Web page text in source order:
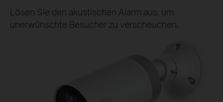
Lösen Sie den akustischen Alarm aus, um
unerwünschte Besucher zu verscheuchen.